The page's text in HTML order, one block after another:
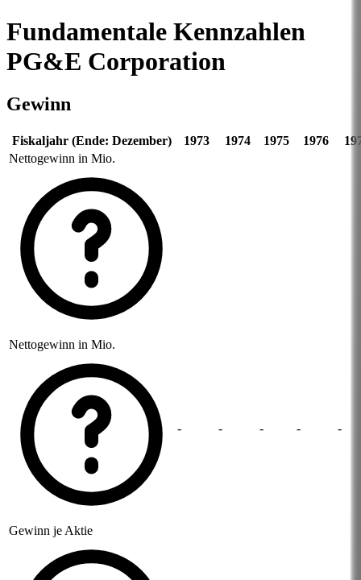
Fundamentale Kennzahlen
PG&E Corporation
Gewinn
Fiskaljahr (Ende: Dezember) 1973 1974 1975 1976
Nettogewinn in Mio.
Nettogewinn in Mio.
- - - - -
Gewinn je Aktie